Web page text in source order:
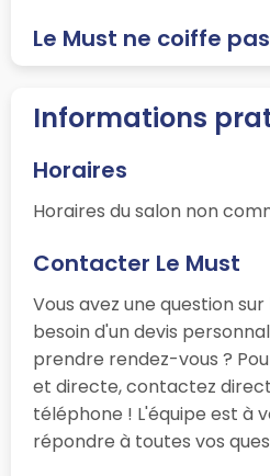
Le Must ne coiffe
Informations
Horaires
Horaires du salon non
Contacter Le Must
Vous avez une question
besoin d'un devis
prendre rendez-vous ?
et directe, contactez
téléphone ! L'équipe est à
répondre à toutes vos